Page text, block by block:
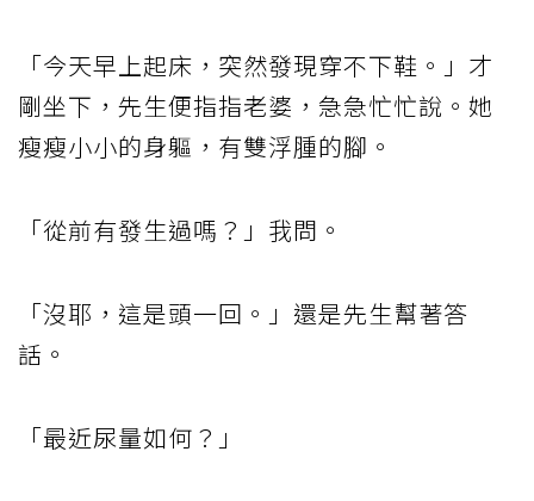
「今天早上起床，突然發現穿不下鞋。」才
剛坐下，先生便指指老婆，急急忙忙說。她
瘦瘦小小的身軀，有雙浮腫的腳。
「從前有發生過嗎？」我問。
「沒耶，這是頭一回。」還是先生幫著答
話。
「最近尿量如何？」